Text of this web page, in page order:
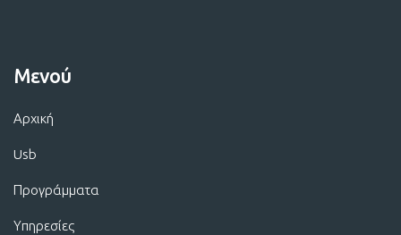
Μενού
Αρχική
Usb
Προγράμματα
Υπηρεσίες